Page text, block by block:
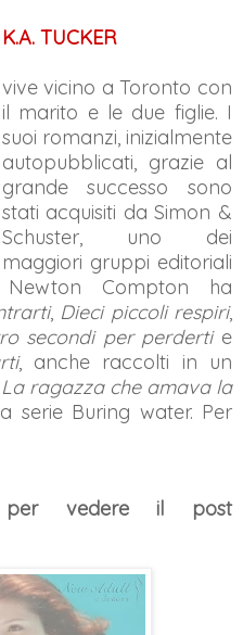
K.A. TUCKER
vive vicino a Toronto con
il marito e le due figlie. I
suoi romanzi, inizialmente
autopubblicati, grazie al
grande successo sono
stati acquisiti da Simon &
Schuster, uno dei
maggiori gruppi editoriali
Compton ha
, Dieci piccoli respiri,
secondi per perdertie
, anche raccolti in un
La ragazza che amava la
serie Buring water. Per
per vedere il post